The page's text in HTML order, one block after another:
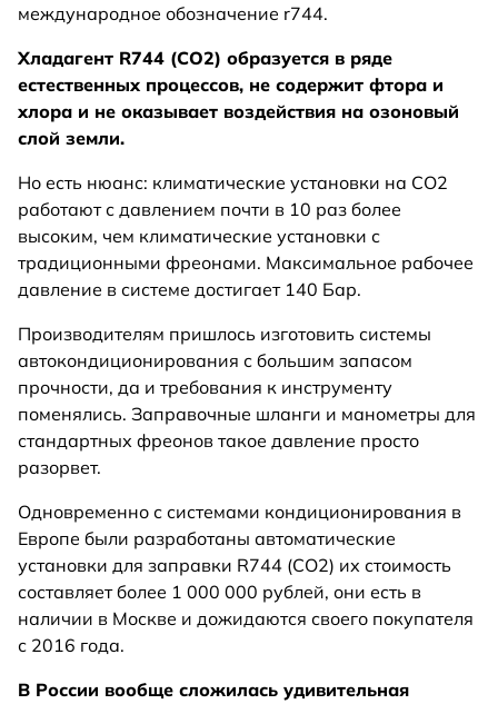
международное обозначение r744.
Хладагент R744 (СО2) образуется в ряде
естественных процессов, не содержит фтора и
хлора и не оказывает воздействия на озоновый
слой земли.
Но есть нюанс: климатические установки на СО2
работают с давлением почти в 10 раз более
высоким, чем климатические установки с
традиционными фреонами. Максимальное рабочее
давление в системе достигает 140 Бар.
Производителям пришлось изготовить системы
автокондиционирования с большим запасом
прочности, да и требования к инструменту
поменялись. Заправочные шланги и манометры для
стандартных фреонов такое давление просто
разорвет.
Одновременно с системами кондиционирования в
Европе были разработаны автоматические
установки для заправки R744 (СО2) их стоимость
составляет более 1 000 000 рублей, они есть в
наличии в Москве и дожидаются своего покупателя
с 2016 года.
В России вообще сложилась удивительная